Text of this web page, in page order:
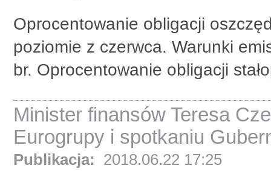
Oprocentowanie obligacji
poziomie z czerwca. Warunki
br. Oprocentowanie obligacji
Minister finansów Teresa
Eurogrupy i spotkaniu
Publikacja: 2018.06.22 17:25